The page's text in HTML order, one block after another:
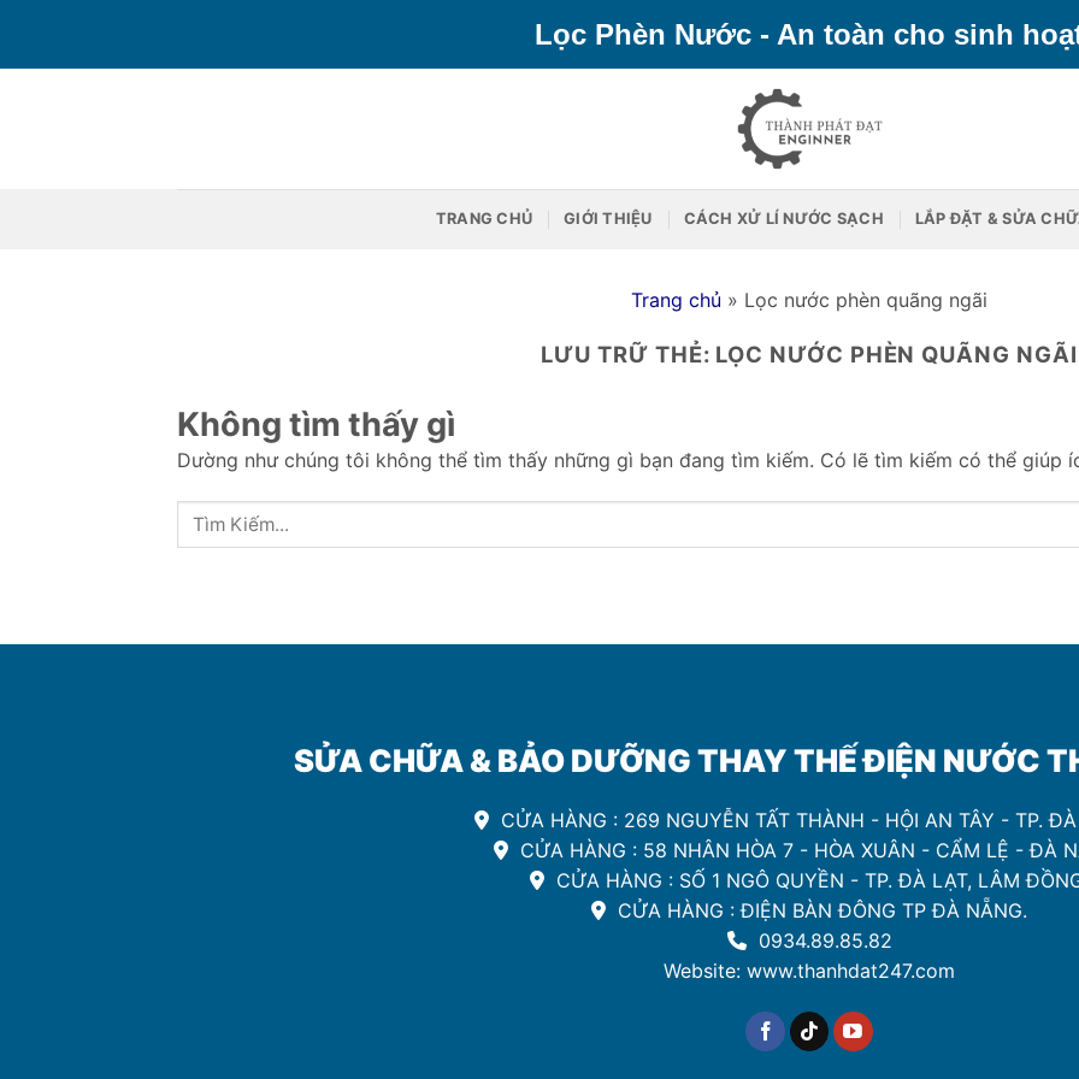
nội
Lọc Phèn Nước - An toàn cho sinh
TRANG CHỦ GIỚI THIỆU CÁCH XỬ LÍ NƯỚC SẠCH LẮP ĐẶT & SỬA
Trang chủ » Lọc nước phèn quãng ngãi
LƯU TRỮ THẺ: LỌC NƯỚC PHÈN QUÃNG NGÃI
Không tìm thấy gì
Dường như chúng tôi không thể tìm thấy những gì bạn đang tìm kiếm. Có lẽ tìm kiếm có thể giúp
SỬA CHỮA & BẢO DƯỠNG THAY THẾ ĐIỆN NƯỚC
CỬA HÀNG : 269 NGUYỄN TẤT THÀNH - HỘI AN TÂY - TP.
CỬA HÀNG : 58 NHÂN HÒA 7 - HÒA XUÂN - CẨM LỆ - ĐÀ
CỬA HÀNG : SỐ 1 NGÔ QUYỀN - TP. ĐÀ LẠT, LÂM
CỬA HÀNG : ĐIỆN BÀN ĐÔNG TP ĐÀ NẴNG.
0934.89.85.82
Website: www.thanhdat247.com